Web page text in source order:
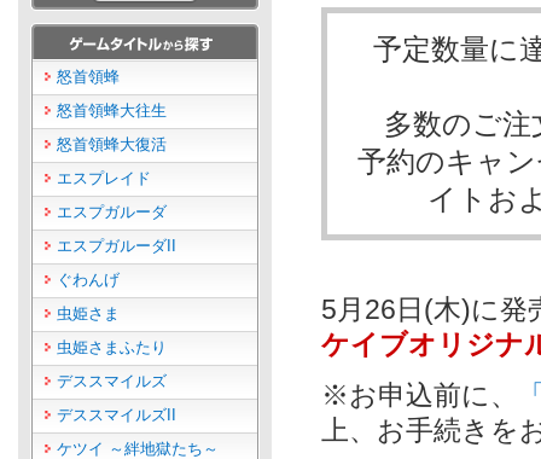
怒首領蜂
怒首領蜂大往生
怒首領蜂大復活
エスプレイド
エスプガルーダ
エスプガルーダII
ぐわんげ
虫姫さま
虫姫さまふたり
デススマイルズ
デススマイルズII
ケツイ ～絆地獄たち～
予定数量に
多数のご
予約のキャ
イトお
5月26日(木)に発
ケイブオリジナ
※お申込前に、
上、お手続きを